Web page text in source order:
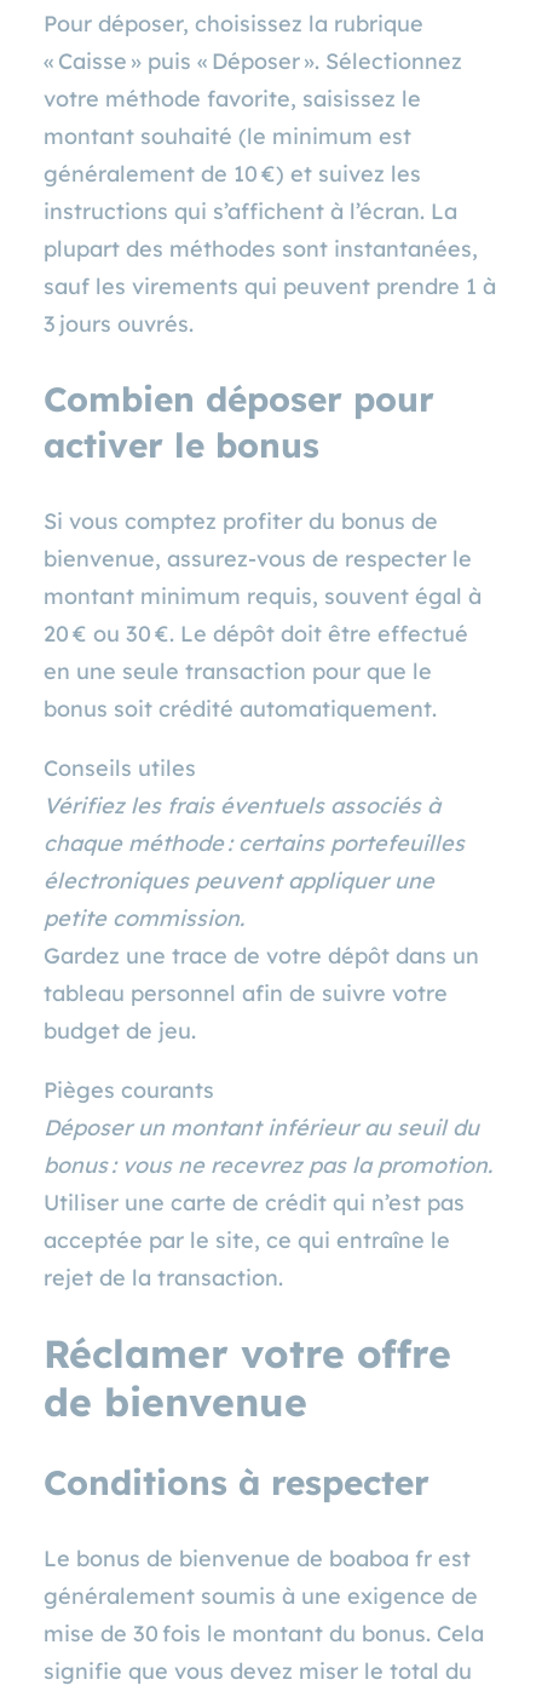
Pour déposer, choisissez la rubrique
« Caisse » puis « Déposer ». Sélectionnez
votre méthode favorite, saisissez le
montant souhaité (le minimum est
généralement de 10 €) et suivez les
instructions qui s’affichent à l’écran. La
plupart des méthodes sont instantanées,
sauf les virements qui peuvent prendre 1 à
3 jours ouvrés.
Combien déposer pour
activer le bonus
Si vous comptez profiter du bonus de
bienvenue, assurez‑vous de respecter le
montant minimum requis, souvent égal à
20 € ou 30 €. Le dépôt doit être effectué
en une seule transaction pour que le
bonus soit crédité automatiquement.
Conseils utiles
Vérifiez les frais éventuels associés à
chaque méthode : certains portefeuilles
électroniques peuvent appliquer une
petite commission.
Gardez une trace de votre dépôt dans un
tableau personnel afin de suivre votre
budget de jeu.
Pièges courants
Déposer un montant inférieur au seuil du
bonus : vous ne recevrez pas la promotion.
Utiliser une carte de crédit qui n’est pas
acceptée par le site, ce qui entraîne le
rejet de la transaction.
Réclamer votre offre
de bienvenue
Conditions à respecter
Le bonus de bienvenue de boaboa fr est
généralement soumis à une exigence de
mise de 30 fois le montant du bonus. Cela
signifie que vous devez miser le total du